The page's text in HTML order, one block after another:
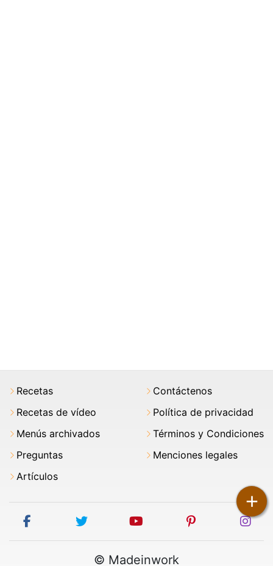
+
Recetas
Recetas de vídeo
Menús archivados
Preguntas
Artículos
Contáctenos
Política de privacidad
Términos y Condiciones
Menciones legales
facebook twitter youtube pinterest
© Madeinwork